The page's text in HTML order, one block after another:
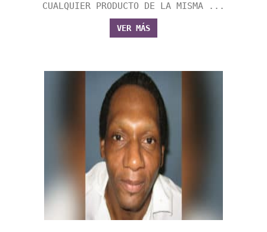
CUALQUIER PRODUCTO DE LA MISMA ...
VER MÁS